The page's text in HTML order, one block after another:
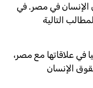
في مصر. في
التالية
في علاقاتها مع مصر،
الإنسان